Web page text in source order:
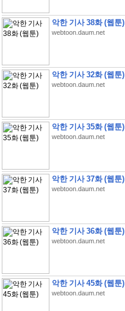
악한 기사 38화 (웹툰)
webtoon.daum.net
악한 기사 32화 (웹툰)
webtoon.daum.net
악한 기사 35화 (웹툰)
webtoon.daum.net
악한 기사 37화 (웹툰)
webtoon.daum.net
악한 기사 36화 (웹툰)
webtoon.daum.net
악한 기사 45화 (웹툰)
webtoon.daum.net